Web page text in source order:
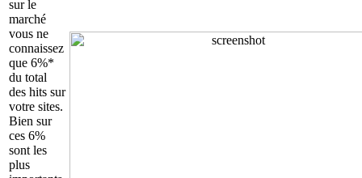
sur le
marché
vous ne
connaissez
que 6%*
du total
des hits sur
votre sites.
Bien sur
ces 6%
sont les
plus